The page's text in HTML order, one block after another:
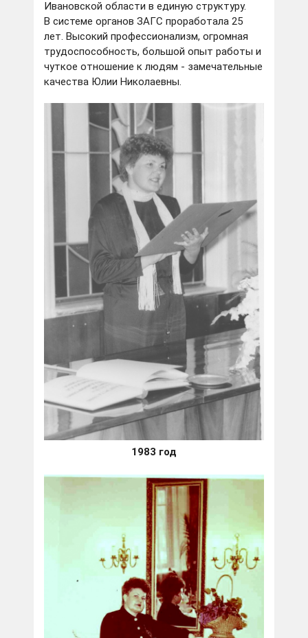
Ивановской области в единую структуру.
В системе органов ЗАГС проработала 25
лет. Высокий профессионализм, огромная
трудоспособность, большой опыт работы и
чуткое отношение к людям - замечательные
качества Юлии Николаевны.
1983 год